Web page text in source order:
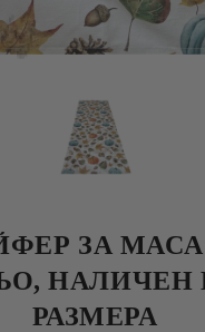
ЗА
НАЛИЧЕН
РАЗМЕРА